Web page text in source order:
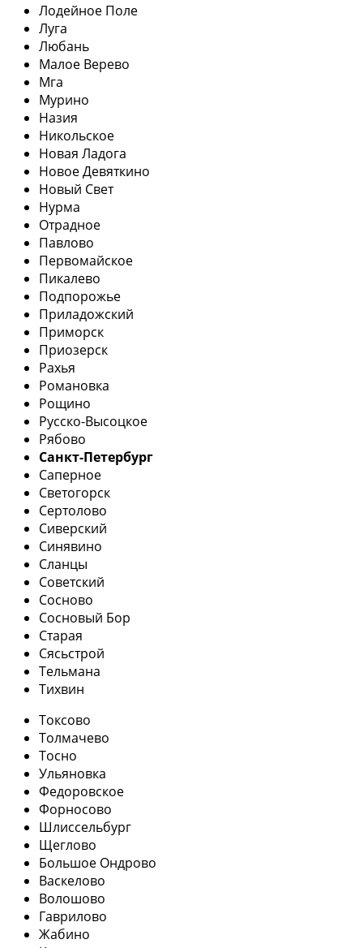
Лодейное Поле
Луга
Любань
Малое Верево
Мга
Мурино
Назия
Никольское
Новая Ладога
Новое Девяткино
Новый Свет
Нурма
Отрадное
Павлово
Первомайское
Пикалево
Подпорожье
Приладожский
Приморск
Приозерск
Рахья
Романовка
Рощино
Русско-Высоцкое
Рябово
Санкт-Петербург
Саперное
Светогорск
Сертолово
Сиверский
Синявино
Сланцы
Советский
Сосново
Сосновый Бор
Старая
Сясьстрой
Тельмана
Тихвин
Токсово
Толмачево
Тосно
Ульяновка
Федоровское
Форносово
Шлиссельбург
Щеглово
Большое Ондрово
Васкелово
Волошово
Гаврилово
Жабино